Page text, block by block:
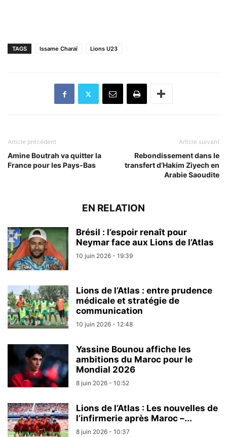
TAGS Issame Charaï Lions U23
Article précédent
Amine Boutrah va quitter la
France pour les Pays-Bas
Article suivant
Rebondissement dans le
transfert d’Hakim Ziyech en
Arabie Saoudite
EN RELATION
Brésil : l’espoir renaît pour
Neymar face aux Lions de l’Atlas
10 juin 2026 - 19:39
Lions de l’Atlas : entre prudence
médicale et stratégie de
communication
10 juin 2026 - 12:48
Yassine Bounou affiche les
ambitions du Maroc pour le
Mondial 2026
8 juin 2026 - 10:52
Lions de l’Atlas : Les nouvelles de
l’infirmerie après Maroc –...
8 juin 2026 - 10:37